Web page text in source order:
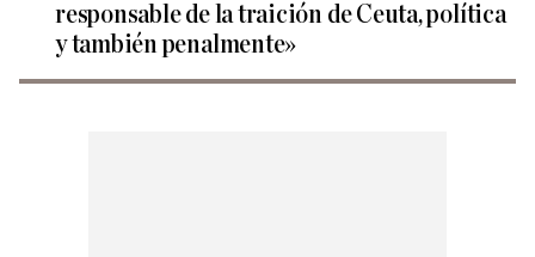
responsable de la traición de Ceuta, política
y también penalmente»